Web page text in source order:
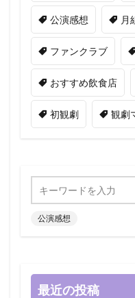
公演感想 月
ファンクラブ
おすすめ飲食店
初観劇 観劇
公演感想
最近の投稿